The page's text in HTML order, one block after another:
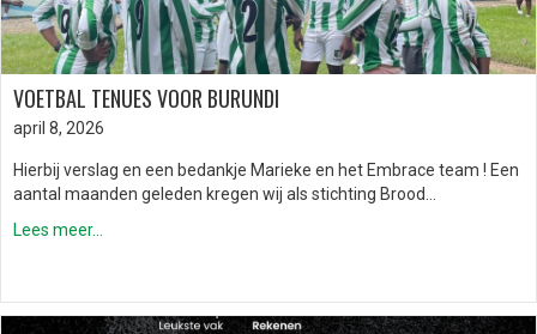
VOETBAL TENUES VOOR BURUNDI
april 8, 2026
Hierbij verslag en een bedankje Marieke en het Embrace team ! Een
aantal maanden geleden kregen wij als stichting Brood…
Lees meer...